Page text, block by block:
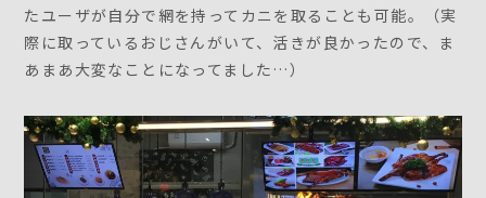
たユーザが自分で網を持ってカニを取ることも可能。（実
際に取っているおじさんがいて、活きが良かったので、ま
あまあ大変なことになってました…）